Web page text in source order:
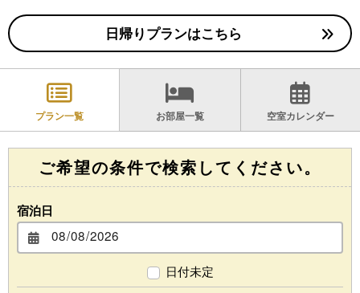
日帰りプランはこちら
プラン一覧 お部屋一覧 空室カレンダー
ご希望の条件で検索してください。
宿泊日
日付未定